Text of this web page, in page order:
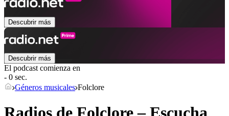
Descubrir más
Descubrir más
El podcast comienza en
- 0 sec.
Géneros musicales Folclore
Radios de Folclore – Escucha